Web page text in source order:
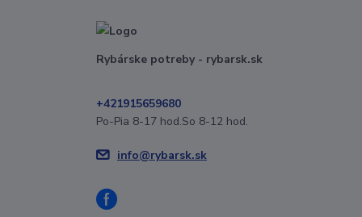
Rybárske potreby - rybarsk.sk
+421915659680
Po-Pia 8-17 hod.So 8-12 hod.
info@rybarsk.sk